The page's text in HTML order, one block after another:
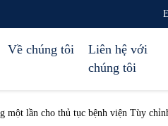
Về chúng tôi
Liên hệ với
chúng tôi
một lần cho thủ tục bệnh viện Tùy